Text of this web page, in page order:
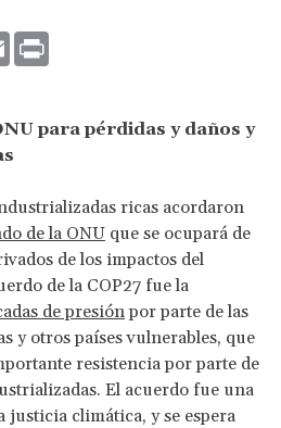
Email
para pérdidas y daños y
ricas acordaron
de la ONU que se ocupará de
de los impactos del
de la COP27 fue la
de presiónpor parte de las
y otros países vulnerables, que
resistencia por parte de
El acuerdo fue una
climática, y se espera